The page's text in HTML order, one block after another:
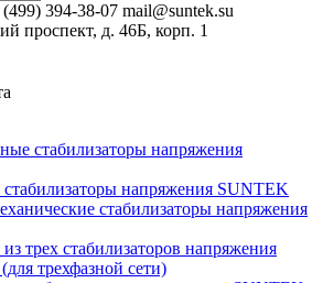
394-38-07 mail@suntek.su
проспект, д. 46Б, корп. 1
стабилизаторы напряжения
напряжения SUNTEK
стабилизаторы напряжения
трех стабилизаторов напряжения
трехфазной сети)